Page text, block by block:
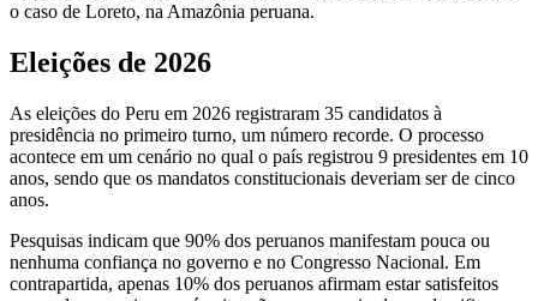
o caso de Loreto, na Amazônia peruana.
Eleições de 2026
As eleições do Peru em 2026 registraram 35 candidatos à
presidência no primeiro turno, um número recorde. O processo
acontece em um cenário no qual o país registrou 9 presidentes em 10
anos, sendo que os mandatos constitucionais deveriam ser de cinco
anos.
Pesquisas indicam que 90% dos peruanos manifestam pouca ou
nenhuma confiança no governo e no Congresso Nacional. Em
contrapartida, apenas 10% dos peruanos afirmam estar satisfeitos